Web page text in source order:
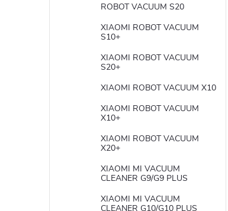
ROBOT VACUUM S20
XIAOMI ROBOT VACUUM
S10+
XIAOMI ROBOT VACUUM
S20+
XIAOMI ROBOT VACUUM X10
XIAOMI ROBOT VACUUM
X10+
XIAOMI ROBOT VACUUM
X20+
XIAOMI MI VACUUM
CLEANER G9/G9 PLUS
XIAOMI MI VACUUM
CLEANER G10/G10 PLUS